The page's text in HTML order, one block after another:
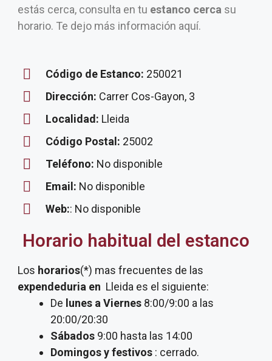
estás cerca, consulta en tu estanco cerca su
horario. Te dejo más información aquí.
Código de Estanco: 250021
Dirección: Carrer Cos-Gayon, 3
Localidad: Lleida
Código Postal: 25002
Teléfono: No disponible
Email: No disponible
Web:: No disponible
Horario habitual del estanco
Los horarios(*) mas frecuentes de las
expendeduria en Lleida es el siguiente:
De lunes a Viernes 8:00/9:00 a las
20:00/20:30
Sábados 9:00 hasta las 14:00
Domingos y festivos : cerrado.